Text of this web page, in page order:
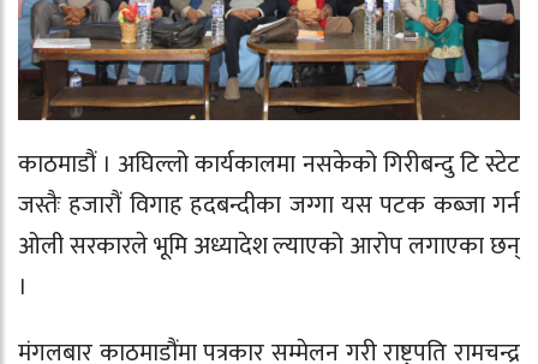
काठमाडौं । अघिल्लो कार्यकालमा नसकेको गिरीबन्दु टि स्टेट
जस्तैः हजारौं विगाह हदबन्दीका जग्गा यस पटक कब्जा गर्न
ओली सरकारले भूमि अध्यादेश ल्याएको आरोप लगाएका छन्
।
मंगलबार काठमाडौंमा पत्रकार सम्मेलन गरी राष्ट्रपति रामचन्द्र